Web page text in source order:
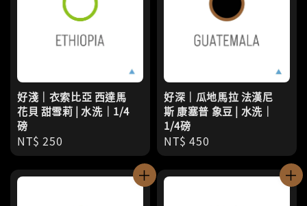
好淺｜衣索比亞 西達馬
花貝 甜雪莉 | 水洗｜1/4
磅
Regular
price
NT$ 250
好深｜瓜地馬拉 法漢尼
斯 康塞普 象豆 | 水洗｜
1/4磅
Regular
price
NT$ 450